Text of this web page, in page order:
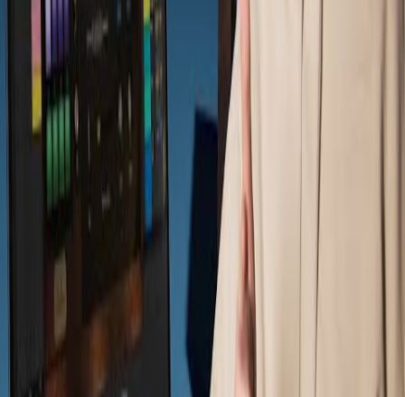
Ajoutez du funk à votre musique sans talkbox
physique
De nombreux plugins ont tenté d'émuler le son de l'un des
nombreux grands talkboxes en traitant l'audio d'une
manière similaire aux vocoders. Mais soyons honnêtes —
ça ne sonne tout simplement pas juste. Jusqu'à la sortie
de Vocodine, en tout cas.
Mais parfois, vous voulez juste jouer sur les touches sans
trop vous soucier de la bouche. C'est là qu'intervient
HumBox.
HumBox est un plugin à base de samples conçu pour
pimenter vos productions avec l'authentique feeling
robotique qui s'est répandu depuis la côte ouest vers le